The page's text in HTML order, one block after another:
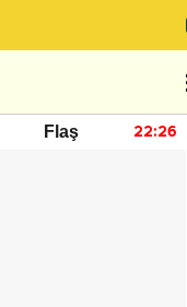
Flaş 22:26